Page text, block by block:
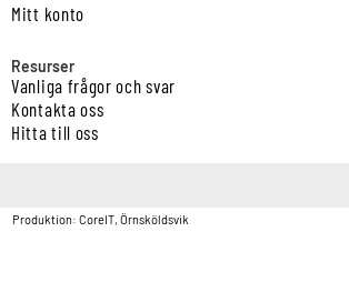
Mitt konto
Resurser
Vanliga frågor och svar
Kontakta oss
Hitta till oss
Produktion: CoreIT, Örnsköldsvik